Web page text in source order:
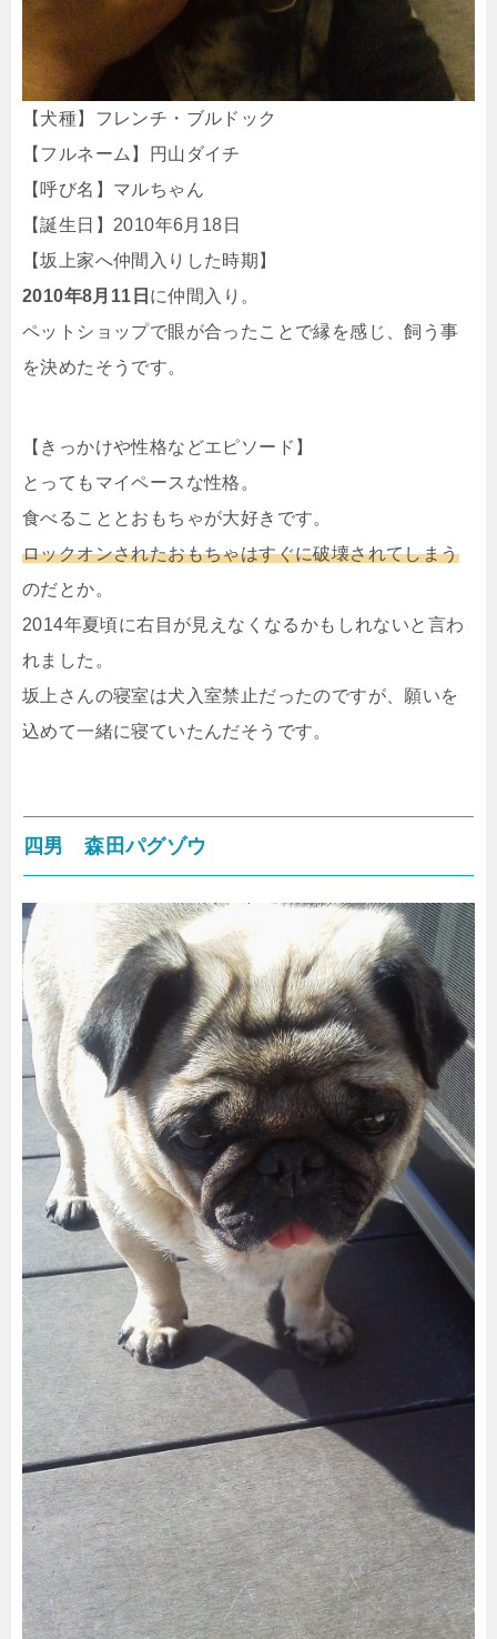
【犬種】フレンチ・ブルドック
【フルネーム】円山ダイチ
【呼び名】マルちゃん
【誕生日】2010年6月18日
【坂上家へ仲間入りした時期】
2010年8月11日 に仲間入り。
ペットショップで眼が合ったことで縁を感じ、飼う事
を決めたそうです。
【きっかけや性格などエピソード】
とってもマイペースな性格。
食べることとおもちゃが大好きです。
ロックオンされたおもちゃはすぐに破壊されてしまう
のだとか。
2014年夏頃に右目が見えなくなるかもしれないと言わ
れました。
坂上さんの寝室は犬入室禁止だったのですが、願いを
込めて一緒に寝ていたんだそうです。
四男 森田パグゾウ